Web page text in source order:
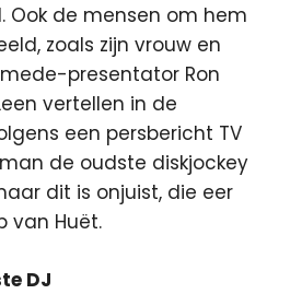
Ook de mensen om hem
zoals zijn vrouw en
presentator Ron
vertellen in de
een persbericht TV
de oudste diskjockey
dit is onjuist, die eer
van Huët.
DJ